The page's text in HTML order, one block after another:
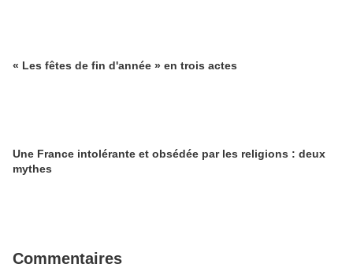
« Les fêtes de fin d'année » en trois actes
Une France intolérante et obsédée par les religions : deux
mythes
Commentaires